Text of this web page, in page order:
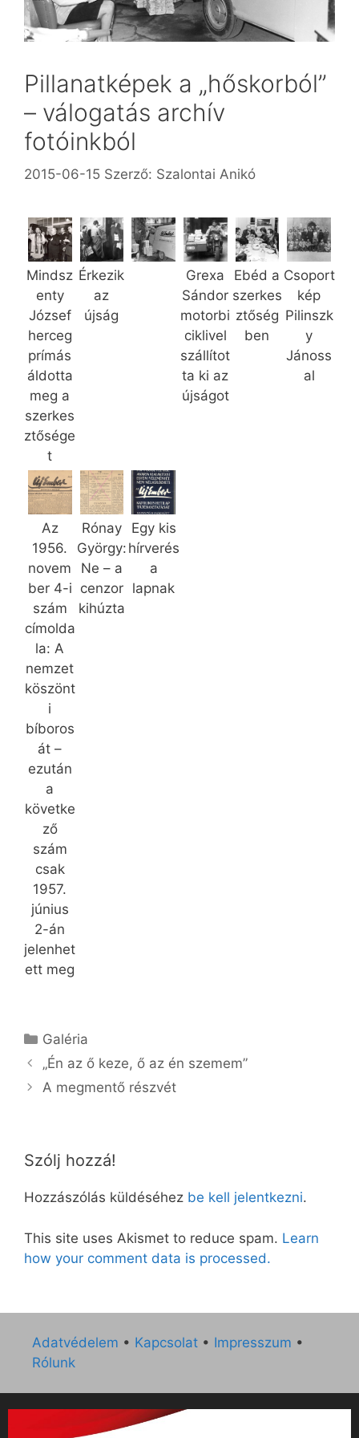
Pillanatképek a „hőskorból”
– válogatás archív
fotóinkból
2015-06-15 Szerző: Szalontai Anikó
Mindsz
enty
József
herceg
prímás
áldotta
meg a
szerkes
ztősége
t
Érkezik
az
újság
Grexa
Sándor
motorbi
ciklivel
szállítot
ta ki az
újságot
Ebéd a
szerkes
ztőség
ben
Csoport
kép
Pilinszk
y
Jánoss
al
Az
1956.
novem
ber 4-i
szám
címolda
la: A
nemzet
köszönt
i
bíboros
át –
ezután
a
követke
ző
szám
csak
1957.
június
2-án
jelenhet
ett meg
Rónay
György:
Ne – a
cenzor
kihúzta
Egy kis
hírverés
a
lapnak
Kategória
Galéria
„Én az ő keze, ő az én szemem”
A megmentő részvét
Szólj hozzá!
Hozzászólás küldéséhez be kell jelentkezni.
This site uses Akismet to reduce spam. Learn
how your comment data is processed.
Adatvédelem • Kapcsolat • Impresszum •
Rólunk